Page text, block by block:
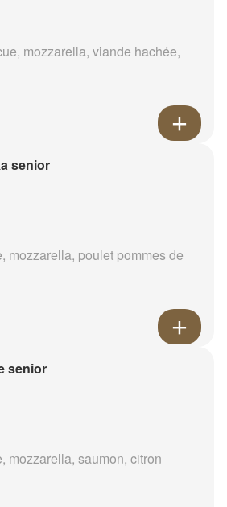
mozzarella, viande hachée,
senior
mozzarella, poulet pommes de
senior
mozzarella, saumon, citron